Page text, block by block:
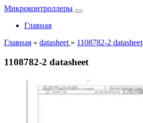
Микроконтроллеры
Главная
Главная » datasheet » 1108782-2 datasheet
1108782-2 datasheet